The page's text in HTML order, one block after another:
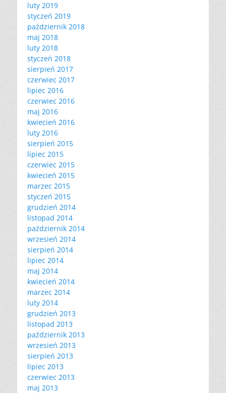
luty 2019
styczeń 2019
październik 2018
maj 2018
luty 2018
styczeń 2018
sierpień 2017
czerwiec 2017
lipiec 2016
czerwiec 2016
maj 2016
kwiecień 2016
luty 2016
sierpień 2015
lipiec 2015
czerwiec 2015
kwiecień 2015
marzec 2015
styczeń 2015
grudzień 2014
listopad 2014
październik 2014
wrzesień 2014
sierpień 2014
lipiec 2014
maj 2014
kwiecień 2014
marzec 2014
luty 2014
grudzień 2013
listopad 2013
październik 2013
wrzesień 2013
sierpień 2013
lipiec 2013
czerwiec 2013
maj 2013